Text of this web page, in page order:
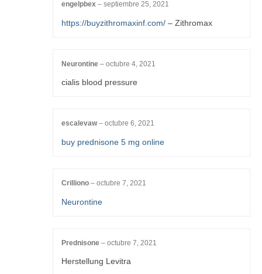
engelpbex – septiembre 25, 2021
https://buyzithromaxinf.com/ – Zithromax
Neurontine – octubre 4, 2021
cialis blood pressure
escalevaw– octubre 6, 2021
buy prednisone 5 mg online
Crilliono – octubre 7, 2021
Neurontine
Prednisone – octubre 7, 2021
Herstellung Levitra